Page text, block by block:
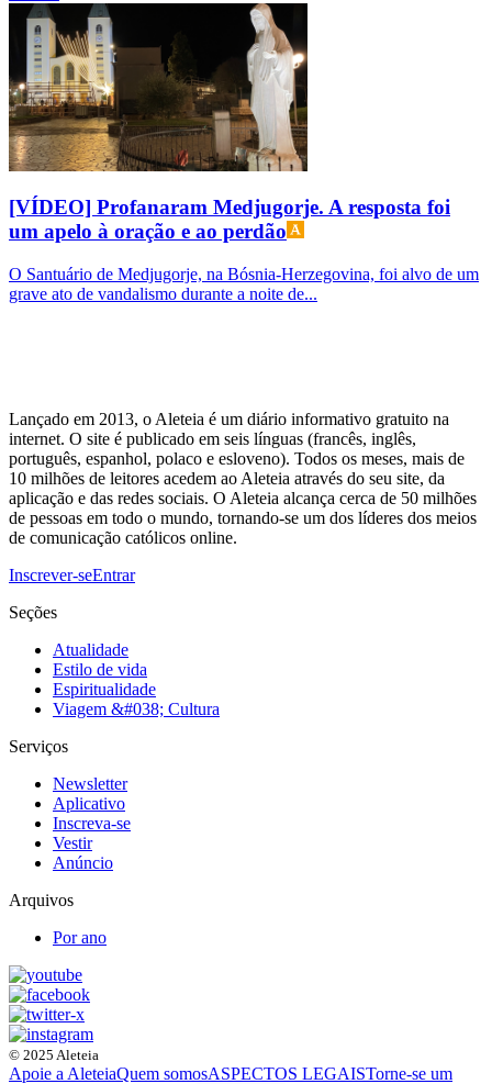
[VÍDEO] Profanaram Medjugorje. A resposta foi
um apelo à oração e ao perdão
O Santuário de Medjugorje, na Bósnia-Herzegovina, foi alvo de um
grave ato de vandalismo durante a noite de...
Lançado em 2013, o Aleteia é um diário informativo gratuito na
internet. O site é publicado em seis línguas (francês, inglês,
português, espanhol, polaco e esloveno). Todos os meses, mais de
10 milhões de leitores acedem ao Aleteia através do seu site, da
aplicação e das redes sociais. O Aleteia alcança cerca de 50 milhões
de pessoas em todo o mundo, tornando-se um dos líderes dos meios
de comunicação católicos online.
Inscrever-seEntrar
Seções
Atualidade
Estilo de vida
Espiritualidade
Viagem &#038; Cultura
Serviços
Newsletter
Aplicativo
Inscreva-se
Vestir
Anúncio
Arquivos
Por ano
© 2025 Aleteia
Apoie a AleteiaQuem somosASPECTOS LEGAISTorne-se um